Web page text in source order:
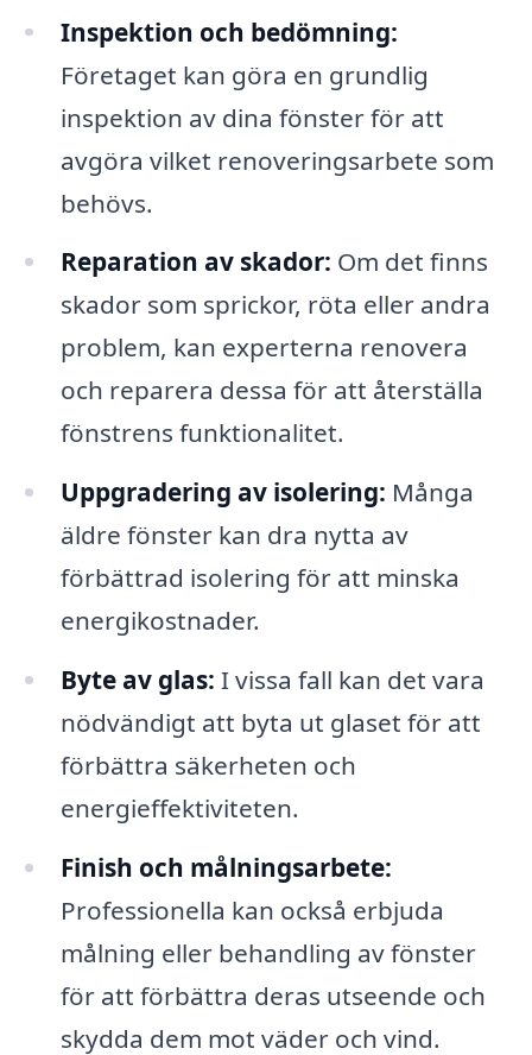
Inspektion och bedömning:
Företaget kan göra en grundlig
inspektion av dina fönster för att
avgöra vilket renoveringsarbete som
behövs.
Reparation av skador: Om det finns
skador som sprickor, röta eller andra
problem, kan experterna renovera
och reparera dessa för att återställa
fönstrens funktionalitet.
Uppgradering av isolering: Många
äldre fönster kan dra nytta av
förbättrad isolering för att minska
energikostnader.
Byte av glas: I vissa fall kan det vara
nödvändigt att byta ut glaset för att
förbättra säkerheten och
energieffektiviteten.
Finish och målningsarbete:
Professionella kan också erbjuda
målning eller behandling av fönster
för att förbättra deras utseende och
skydda dem mot väder och vind.